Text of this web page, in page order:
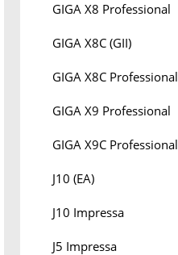
GIGA X8 Professional
GIGA X8C (GII)
GIGA X8C Professional
GIGA X9 Professional
GIGA X9C Professional
J10 (EA)
J10 Impressa
J5 Impressa